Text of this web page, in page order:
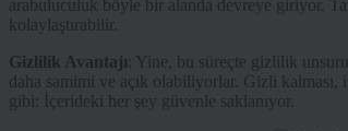
arabuluculuk böyle bir alanda devreye giriyor.
kolaylaştırabilir.
Gizlilik Avantajı : Yine, bu süreçte gizlilik
daha samimi ve açık olabiliyorlar. Gizli
gibi: İçerideki her şey güvenle saklanıyor.